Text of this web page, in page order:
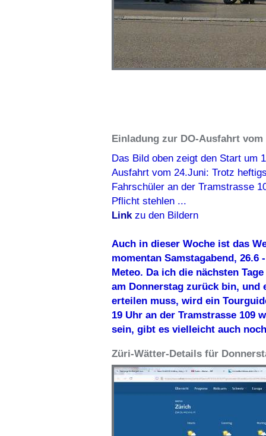
Einladung zur DO-Ausfahrt vom
Das Bild oben zeigt den Start um
Ausfahrt vom 24.Juni: Trotz
Fahrschüler an der Tramstrasse
Pflicht stehlen ...
Link zu den Bildern
Auch in dieser Woche ist das
momentan Samstagabend,
Meteo. Da ich die nächsten
am Donnerstag zurück bin, und
erteilen muss, wird ein
19 Uhr an der Tramstrasse 109
sein, gibt es vielleicht auch
Züri-Wätter-Details für